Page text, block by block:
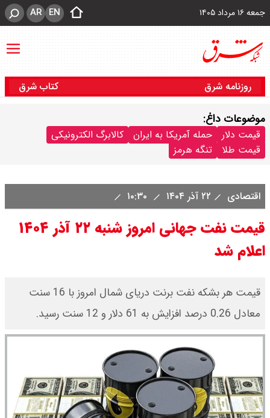
جمعه ۱۶ مرداد ۱۴۰۵ EN
AR
روزنامه شرق کتاب شرق
موضوعات داغ:
قیمت دلار حمله آمریکا به ایران
کالابرگ الکترونیکی
قیمت طلا
تنگه هرمز
اقتصادی ۲۲ آذر ۱۴۰۴
قیمت نفت جهانی امروز شنبه ۲۲ آذر ۱۴۰۴
اعلام شد
قیمت هر بشکه نفت برنت دریای شمال امروز با 16 سنت
معادل 0.26 درصد افزایش به 61 دلار و 12 سنت رسید.